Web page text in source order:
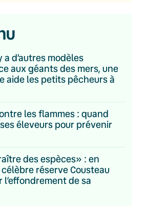
a d’autres modèles
aux géants des mers, une
aide les petits pêcheurs à
les flammes : quand
éleveurs pour prévenir
des espèces» : en
réserve Cousteau
l’effondrement de sa